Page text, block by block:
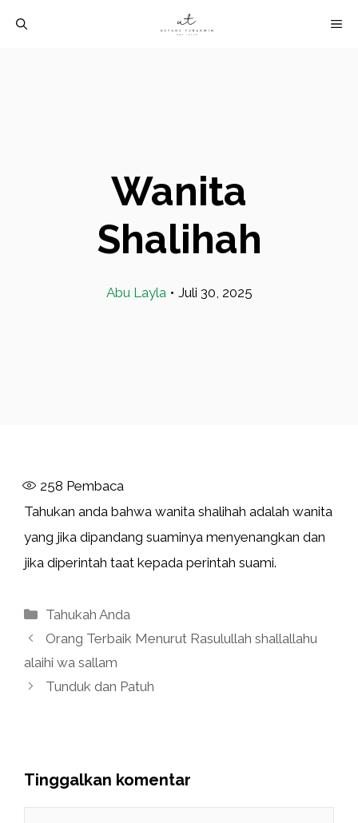
Wanita
Shalihah
Abu Layla • Juli 30, 2025
258 Pembaca
Tahukan anda bahwa wanita shalihah adalah wanita
yang jika dipandang suaminya menyenangkan dan
jika diperintah taat kepada perintah suami.
Kategori
Tahukah Anda
Orang Terbaik Menurut Rasulullah shallallahu
alaihi wa sallam
Tunduk dan Patuh
Tinggalkan komentar